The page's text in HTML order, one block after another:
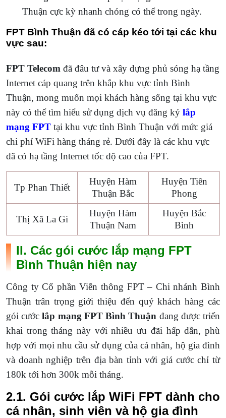
Thuận cực kỳ nhanh chóng có thể trong ngày.
FPT Bình Thuận đã có cáp kéo tới tại các khu
vực sau:
FPT Telecom đã đâu tư và xây dựng phủ sóng hạ tầng
Internet cáp quang trên khắp khu vực tỉnh Bình
Thuận, mong muốn mọi khách hàng sống tại khu vực
này có thể tìm hiểu sử dụng dịch vụ đăng ký lắp
mạng FPT tại khu vực tỉnh Bình Thuận với mức giá
chi phí WiFi hàng tháng rẻ. Dưới đây là các khu vực
đã có hạ tầng Internet tốc độ cao của FPT.
Tp Phan Thiết
Huyện Hàm
Thuận Bắc
Huyện Tiên
Phong
Thị Xã La Gi
Huyện Hàm
Thuận Nam
Huyện Bắc
Bình
II. Các gói cước lắp mạng FPT
Bình Thuận hiện nay
Công ty Cổ phần Viễn thông FPT – Chi nhánh Bình
Thuận trân trọng giới thiệu đến quý khách hàng các
gói cướclắp mạng FPT Bình Thuận đang được triển
khai trong tháng này với nhiều ưu đãi hấp dẫn, phù
hợp với mọi nhu cầu sử dụng của cá nhân, hộ gia đình
và doanh nghiệp trên địa bàn tỉnh với giá cước chỉ từ
180k tới hơn 300k mỗi tháng.
2.1. Gói cước lắp WiFi FPT dành cho
cá nhân, sinh viên và hộ gia đình